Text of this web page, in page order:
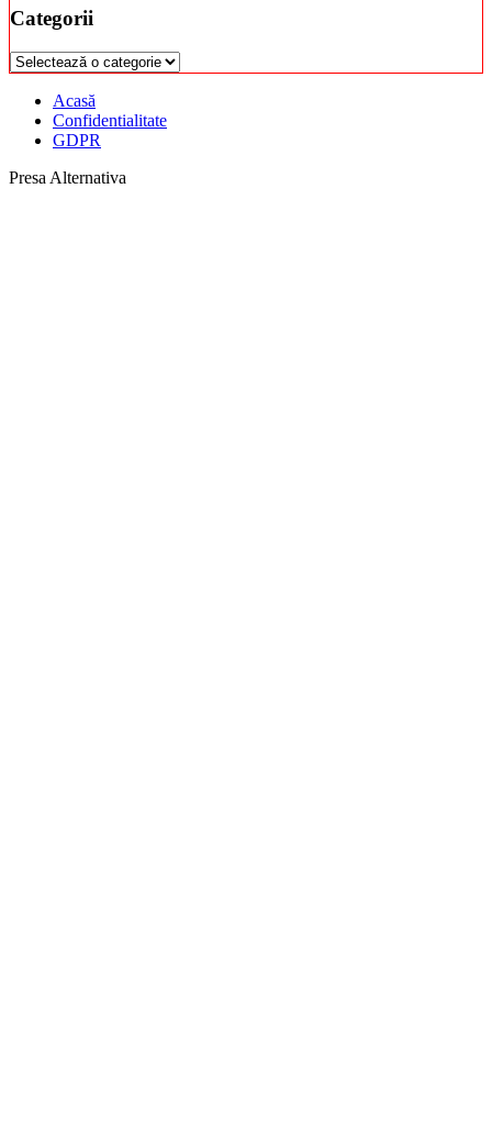
Categorii
Categorii
Acasă
Confidentialitate
GDPR
Presa Alternativa